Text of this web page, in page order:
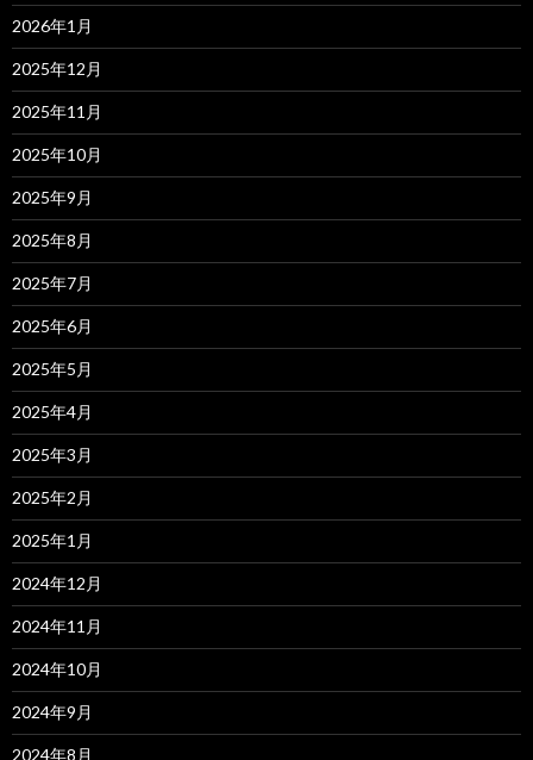
2026年1月
2025年12月
2025年11月
2025年10月
2025年9月
2025年8月
2025年7月
2025年6月
2025年5月
2025年4月
2025年3月
2025年2月
2025年1月
2024年12月
2024年11月
2024年10月
2024年9月
2024年8月